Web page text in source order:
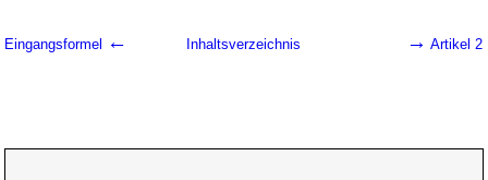
Eingangsformel ← Inhaltsverzeichnis → Artikel 2